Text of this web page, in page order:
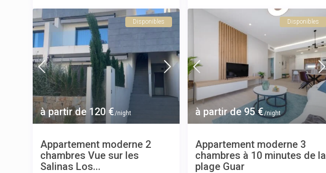
à partir de 120 €/night
Disponibles
Appartement moderne 2
chambres Vue sur les
Salinas Los...
à partir de 95 €/night
Disponibles
Appartement moderne 3
chambres à 10 minutes de la
plage Guar